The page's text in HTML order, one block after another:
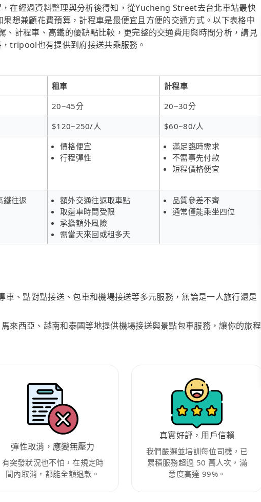
在經過資料整理與分析後得知，從Yucheng Street去台北車站最快
想兼顧花費預算，計程車是最便宜且方便的交通方式。以下表格中
、計程車、高鐵的優缺點比較，更完整的交通費用與時間分析，請見
tripool也有提供到府接送共乘服務。
租車
計程車
20~45分
20~30分
$120~250/人
$60~80/人
價格便宜
行程彈性
滿足臨時需求
不需事先付款
短程價格便宜
鐵往返
額外交通往返取車點
取還車時間受限
承擔額外風險
需當天來回或租多天
品質參差不齊
通常僅能乘坐四位
、點對點接送、包車和機場接送等多元服務，無論是一人旅行還是
來西亞、越南和泰國等地提供機場接送與景點包車服務，讓你的旅程
彈性取消，應變無壓力
有突發狀況也不怕，在規定時
間內取消，都能全額退款。
真實好評，用戶信賴
我們嚴選並培訓每位司機，已
累積服務超過 50 萬人次，滿
意度高達 99%。